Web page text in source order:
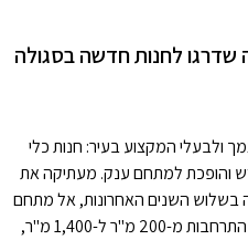
שדרגו לחנות חדשה בסגולה
ולבעלי המקצוע בעיר: חנות כלי
והופכת למתחם ענק. מעתיקה את
בשלוש השנים האחרונות, אל מתחם
רחב ידיים ברחוב אלכסנדר ינאי 6. עם התרחבות מ-200 מ"ר ל-1,400 מ"ר,